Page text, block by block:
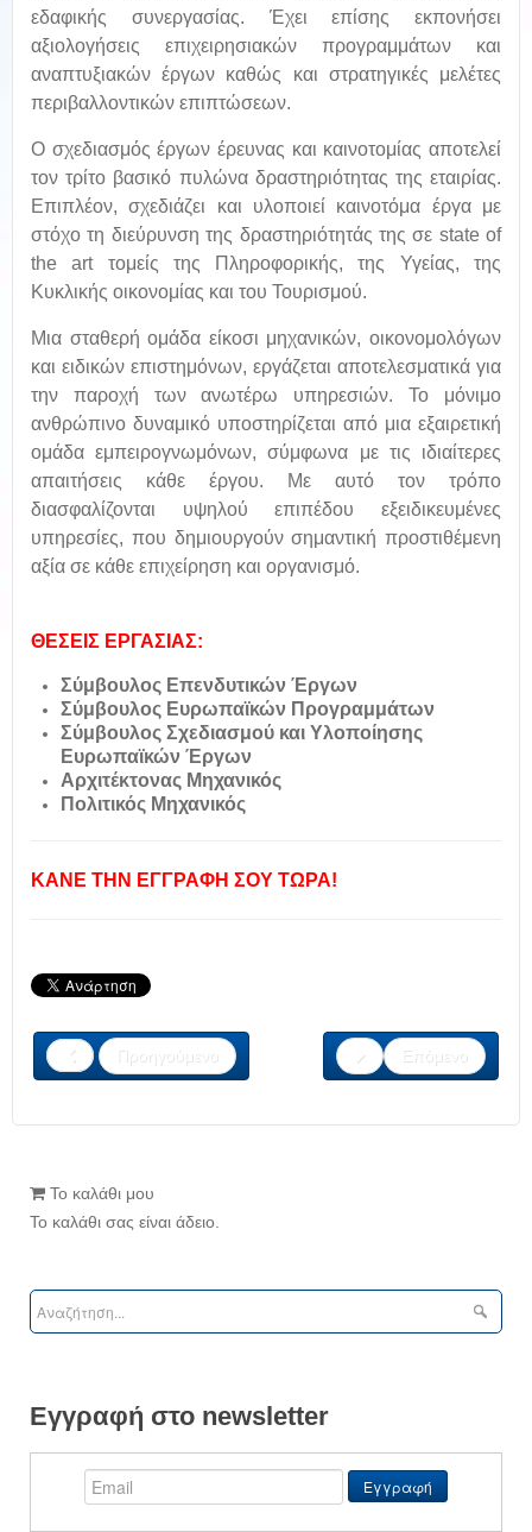
εδαφικής συνεργασίας. Έχει επίσης εκπονήσει
αξιολογήσεις επιχειρησιακών προγραμμάτων και
αναπτυξιακών έργων καθώς και στρατηγικές μελέτες
περιβαλλοντικών επιπτώσεων.
Ο σχεδιασμός έργων έρευνας και καινοτομίας αποτελεί
τον τρίτο βασικό πυλώνα δραστηριότητας της εταιρίας.
Επιπλέον, σχεδιάζει και υλοποιεί καινοτόμα έργα με
στόχο τη διεύρυνση της δραστηριότητάς της σε state of
the art τομείς της Πληροφορικής, της Υγείας, της
Κυκλικής οικονομίας και του Τουρισμού.
Μια σταθερή ομάδα είκοσι μηχανικών, οικονομολόγων
και ειδικών επιστημόνων, εργάζεται αποτελεσματικά για
την παροχή των ανωτέρω υπηρεσιών. Το μόνιμο
ανθρώπινο δυναμικό υποστηρίζεται από μια εξαιρετική
ομάδα εμπειρογνωμόνων, σύμφωνα με τις ιδιαίτερες
απαιτήσεις κάθε έργου. Με αυτό τον τρόπο
διασφαλίζονται υψηλού επιπέδου εξειδικευμένες
υπηρεσίες, που δημιουργούν σημαντική προστιθέμενη
αξία σε κάθε επιχείρηση και οργανισμό.
ΘΕΣΕΙΣ ΕΡΓΑΣΙΑΣ:
Σύμβουλος Επενδυτικών Έργων
Σύμβουλος Ευρωπαϊκών Προγραμμάτων
Σύμβουλος Σχεδιασμού και Υλοποίησης
Ευρωπαϊκών Έργων
Αρχιτέκτονας Μηχανικός
Πολιτικός Μηχανικός
ΚΑΝΕ ΤΗΝ ΕΓΓΡΑΦΗ ΣΟΥ ΤΩΡΑ!
Προηγούμενο Επόμενο
Το καλάθι μου
Το καλάθι σας είναι άδειο.
Εγγραφή στο newsletter